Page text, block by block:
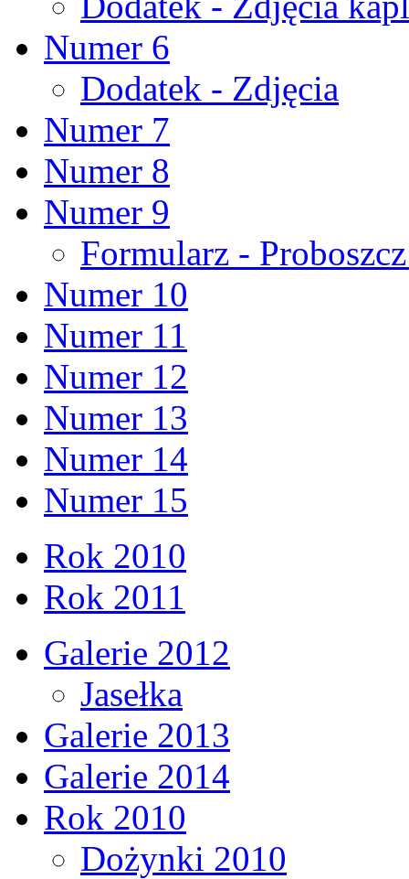
Numer 6
Dodatek - Zdjęcia
Numer 7
Numer 8
Numer 9
Formularz -
Numer 10
Numer 11
Numer 12
Numer 13
Numer 14
Numer 15
Rok 2010
Rok 2011
Galerie 2012
Jasełka
Galerie 2013
Galerie 2014
Rok 2010
Dożynki 2010